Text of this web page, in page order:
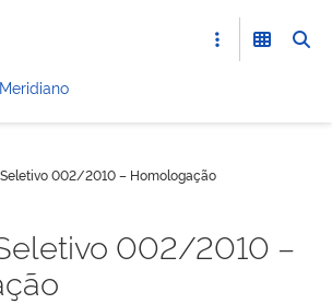
002/2010 – Homologação
002/2010 –